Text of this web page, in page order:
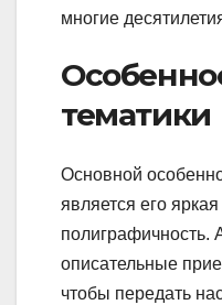
многие
тематики
Основной
является его
полиграфичность.
описательные
чтобы передать